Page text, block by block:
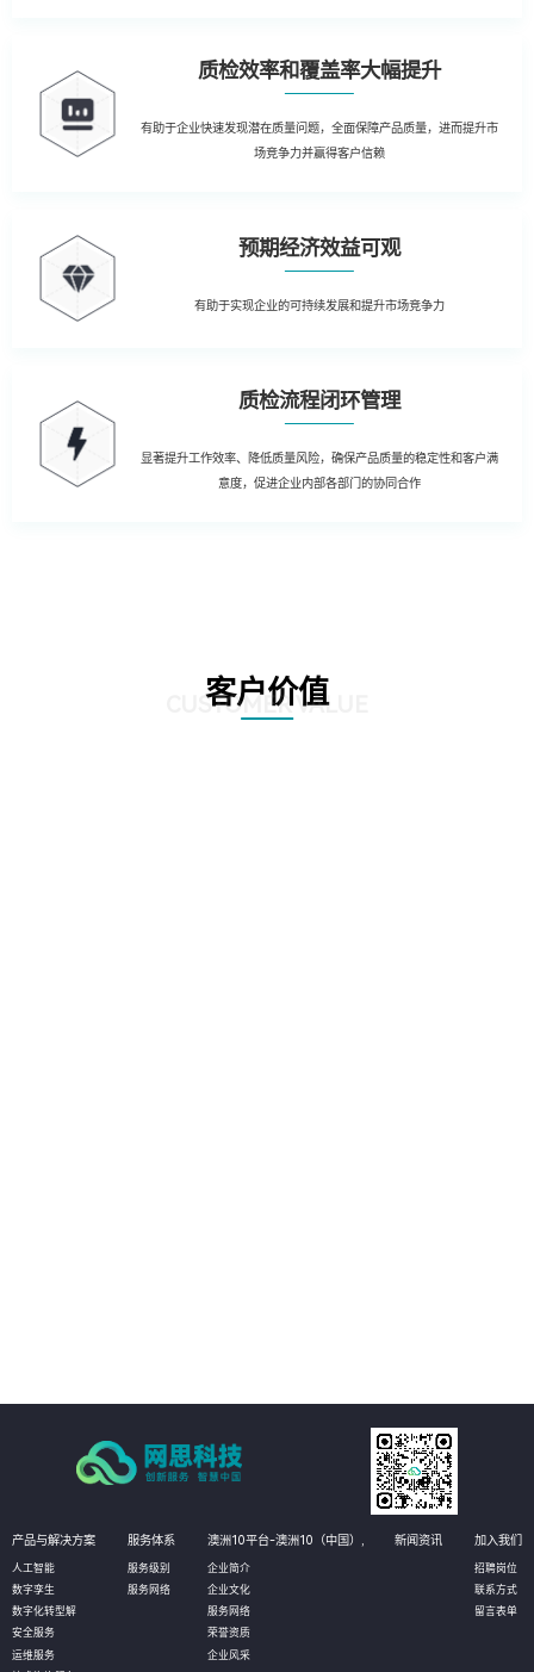
质检效率和覆盖率大幅提升
有助于企业快速发现潜在质量问题，全面保障产品质量，进而提升市
场竞争力并赢得客户信赖
预期经济效益可观
有助于实现企业的可持续发展和提升市场竞争力
质检流程闭环管理
显著提升工作效率、降低质量风险，确保产品质量的稳定性和客户满
意度，促进企业内部各部门的协同合作
客户价值
CUSTOMER VALUE
产品与解决方案
人工智能
数字孪生
数字化转型解
安全服务
运维服务
服务体系
服务级别
服务网络
澳洲10平台-澳洲10（中国）,
企业简介
企业文化
服务网络
荣誉资质
企业风采
新闻资讯 加入我们
招聘岗位
联系方式
留言表单